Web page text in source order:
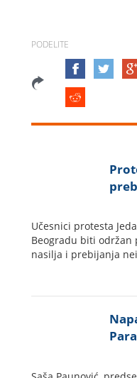
PODELITE
Učesnici protesta
Beogradu biti održan
nasilja i prebijanja